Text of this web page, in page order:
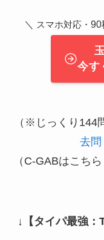
＼ スマホ対応・ 90
今す
（※じっくり144
去問
（C-GABはこち
↓ 【タイパ最強